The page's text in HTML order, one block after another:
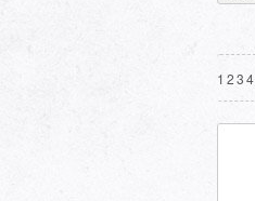
1 234